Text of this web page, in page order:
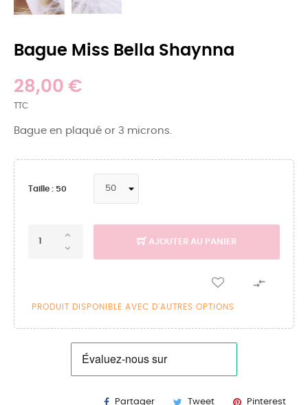
Bague Miss Bella Shaynna
28,00 €
TTC
Bague en plaqué or 3 microns.
Taille : 50
AJOUTER AU PANIER

PRODUIT DISPONIBLE AVEC D'AUTRES OPTIONS
Partager Tweet Pinterest